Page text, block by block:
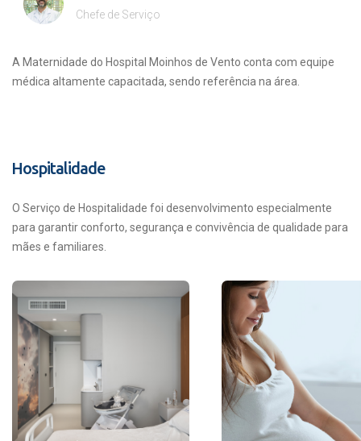
Chefe de Serviço
A Maternidade do Hospital Moinhos de Vento conta com equipe
médica altamente capacitada, sendo referência na área.
Hospitalidade
O Serviço de Hospitalidade foi desenvolvimento especialmente
para garantir conforto, segurança e convivência de qualidade para
mães e familiares.